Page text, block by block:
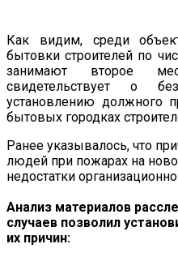
Как видим, среди
бытовки строителей по
занимают второе
свидетельствует о
установлению должного
бытовых городках
Ранее указывалось, что
людей при пожарах на
недостатки
Анализ материалов
случаев позволил
их причин: